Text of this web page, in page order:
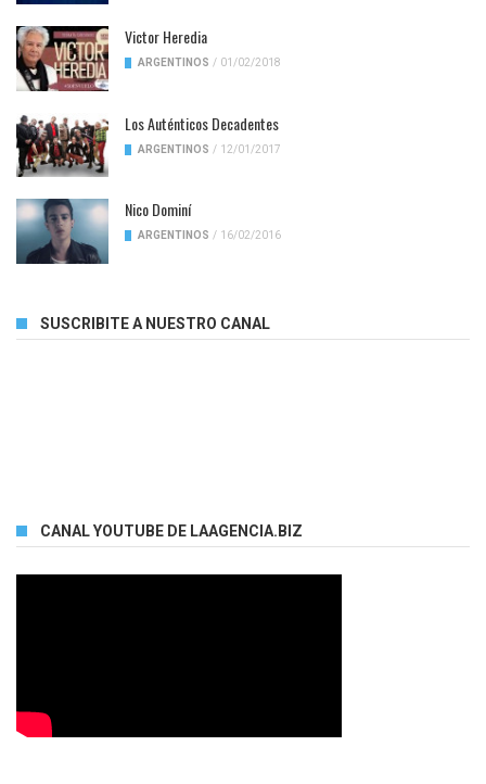
Victor Heredia
ARGENTINOS / 01/02/2018
Los Auténticos Decadentes
ARGENTINOS / 12/01/2017
Nico Dominí
ARGENTINOS / 16/02/2016
SUSCRIBITE A NUESTRO CANAL
CANAL YOUTUBE DE LAAGENCIA.BIZ